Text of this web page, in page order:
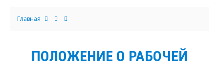
Главная
ПОЛОЖЕНИЕ О РАБОЧЕЙ